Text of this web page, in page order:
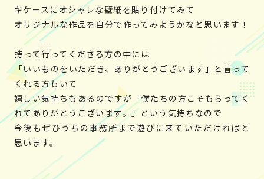
キケースにオシャレな壁紙を貼り付けてみて
オリジナルな作品を自分で作ってみようかなと思います！
持って行ってくださる方の中には
「いいものをいただき、ありがとうございます」と言って
くれる方もいて
嬉しい気持ちもあるのですが「僕たちの方こそもらってく
れてありがとうございます。」という気持ちなので
今後もぜひうちの事務所まで遊びに来ていただければと
思います。